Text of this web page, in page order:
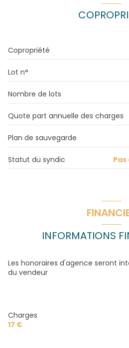
Copropriété
Lot n°
Nombre de lots
Quote part annuelle des charges
Plan de sauvegarde
Statut du syndic
INFORMATIONS
Les honoraires d'agence seront
du vendeur
Charges
17 €